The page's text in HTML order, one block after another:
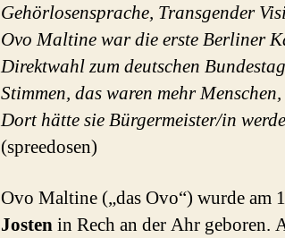
Gehörlosensprache, Transgender
Ovo Maltine war die erste Berliner
Direktwahl zum deutschen
Stimmen, das waren mehr
Dort hätte sie Bürgermeister/in
(spreedosen)
Ovo Maltine („das Ovo“) wurde am
Jostenin Rech an der Ahr geboren.